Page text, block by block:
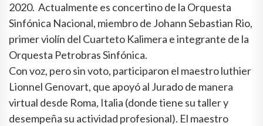
2020. Actualmente es concertino de la Orquesta
Sinfónica Nacional, miembro de Johann Sebastian Rio,
primer violín del Cuarteto Kalimera e integrante de la
Orquesta Petrobras Sinfónica.
Con voz, pero sin voto, participaron el maestro luthier
Lionnel Genovart, que apoyó al Jurado de manera
virtual desde Roma, Italia (donde tiene su taller y
desempeña su actividad profesional). El maestro